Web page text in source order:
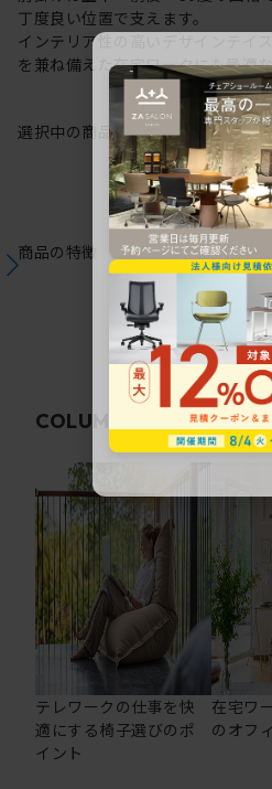
丁度良い位置で支えます。
インテリア性の高いデザインテイ
を兼ね備えた在宅ワークにも最適
選択中の商品情報保証注意事項
商品の特徴
COLUMN 関連コラム
テレワークの仕事を快
適にする椅子選びのポ
イント
在宅ワ
のオフ